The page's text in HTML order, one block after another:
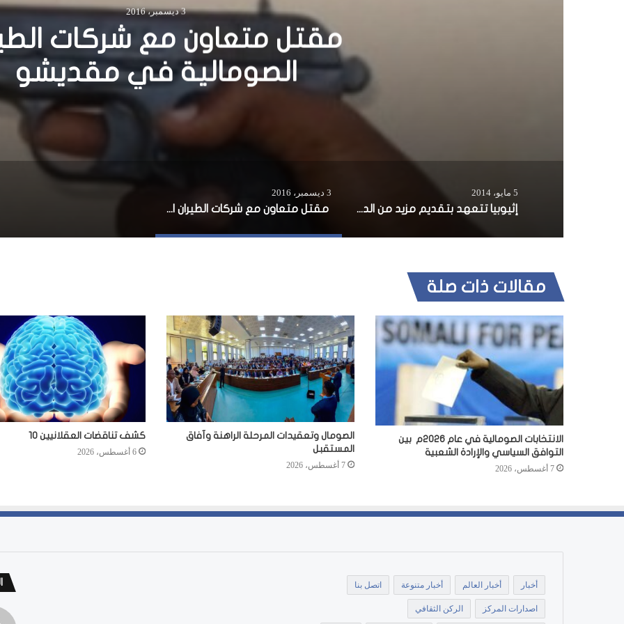
5 مايو، 2014
إثيوبيا تتعهد بتقديم مزيد من
للصومال
5 مايو، 2014
إثيوبيا تتعهد بتقديم مزيد من الدعم للصومال
3 ديسمبر، 2016
مقتل متعاون مع شركات الطيران الصومالية في مقديشو
مقالات ذات صلة
الانتخابات الصومالية في عام 2026م بين
التوافق السياسي والإرادة الشعبية
7 أغسطس، 2026
الصومال وتعقيدات المرحلة الراهنة وآفاق
المستقبل
7 أغسطس، 2026
كشف تناقضات العقلانيين 10
6 أغسطس، 2026
أخبار أخبار العالم أخبار متنوعة اتصل بنا
اصدارات المركز الركن الثقافي